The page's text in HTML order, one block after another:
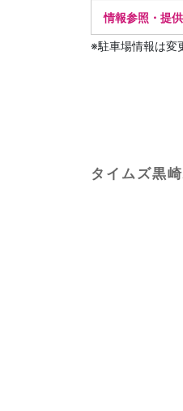
情報参照・提
※駐車場情報は変
タイムズ黒